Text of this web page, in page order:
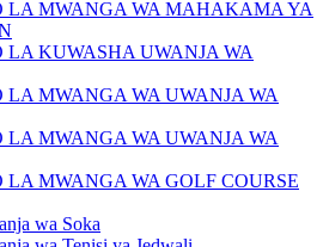
LA MWANGA WA MAHAKAMA YA
LA KUWASHA UWANJA WA
LA MWANGA WA UWANJA WA
LA MWANGA WA UWANJA WA
LA MWANGA WA GOLF COURSE
wa Soka